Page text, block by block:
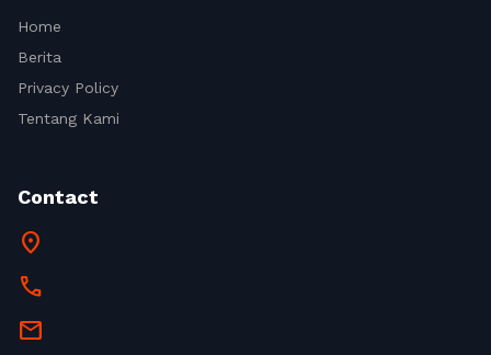
Home
Berita
Privacy Policy
Tentang Kami
Contact
location_on
call
mail